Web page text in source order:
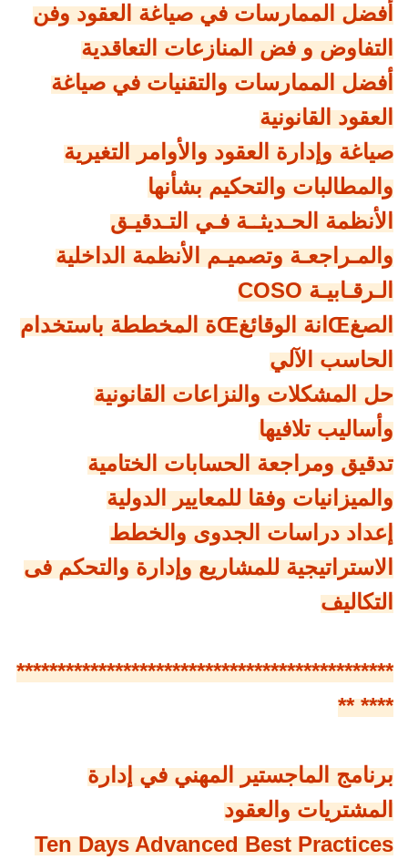
أفضل الممارسات في صياغة العقود وفن
التفاوض و فض المنازعات التعاقدية
أفضل الممارسات والتقنيات في صياغة
العقود القانونية
صياغة وإدارة العقود والأوامر التغيرية
والمطالبات والتحكيم بشأنها
الأنظمة الحـديثــة فـي التـدقيـق
والمـراجعـة وتصميـم الأنظمة الداخلية
الـرقـابيـة COSO
الصغŒانة الوقائغŒة المخططة باستخدام
الحاسب الآلي
حل المشكلات والنزاعات القانونية
وأساليب تلافيها
تدقيق ومراجعة الحسابات الختامية
والميزانيات وفقا للمعايير الدولية
إعداد دراسات الجدوى والخطط
الاستراتيجية للمشاريع وإدارة والتحكم فى
التكاليف
**********************************************
**** **
برنامج الماجستير المهني في إدارة
المشتريات والعقود
Ten Days Advanced Best Practices